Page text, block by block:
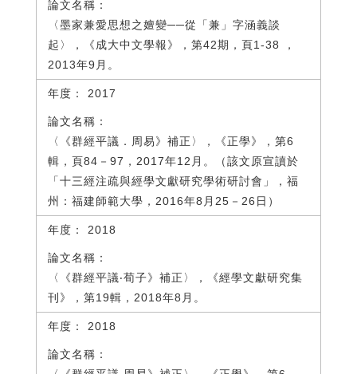
〈墨家兼愛思想之嬗變──從「兼」字涵義談
起〉，《成大中文學報》，第42期，頁1-38 ，
2013年9月。
2017
〈《群經平議．周易》補正〉，《正學》，第6
輯，頁84－97，2017年12月。（該文原宣讀於
「十三經注疏與經學文獻研究學術研討會」，福
州：福建師範大學，2016年8月25－26日）
2018
〈《群經平議‧荀子》補正〉，《經學文獻研究集
刊》，第19輯，2018年8月。
2018